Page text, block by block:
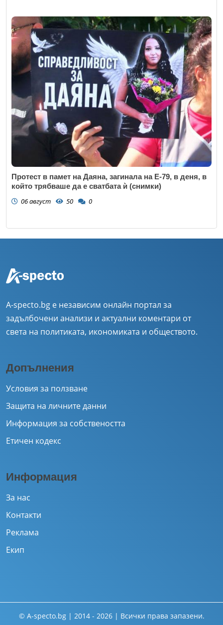
Протест в памет на Даяна, загинала на Е-79, в деня, в
който трябваше да е сватбата ѝ (снимки)
06 август 50 0
A-specto.bg е независим онлайн портал за
задълбочени анализи и актуални коментари от
света на политиката, икономиката и обществото.
Допълнения
Условия за ползване
Защита на личните данни
Информация за собствеността
Етичен кодекс
Информация
За нас
Контакти
Реклама
Екип
© A-specto.bg | 2014 - 2026 | Всички права запазени.